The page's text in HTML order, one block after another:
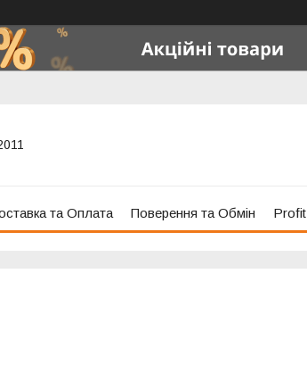
та Оплата Поверення та Обмін